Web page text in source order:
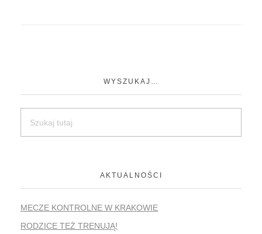
WYSZUKAJ…
AKTUALNOŚCI
MECZE KONTROLNE W KRAKOWIE
RODZICE TEŻ TRENUJĄ!